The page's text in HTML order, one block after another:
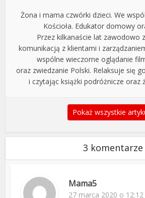
Żona i mama czwórki dzieci. We
Kościoła. Edukator domowy
Przez kilkanaście lat zawodowo
komunikacją z klientami i
wspólne wieczorne oglądanie
oraz zwiedzanie Polski. Relaksuje się
i czytając książki podróżnicze oraz
Pokaż wszystkie
3 komentarze
Mama5
27 marca 2020 o 12:12